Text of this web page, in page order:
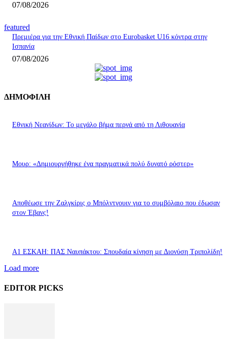
07/08/2026
featured
Πρεμιέρα για την Εθνική Παίδων στο Eurobasket U16 κόντρα στην
Ισπανία
07/08/2026
ΔΗΜΟΦΙΛΗ
Εθνική Νεανίδων: Το μεγάλο βήμα περνά από τη Λιθουανία
Μουρ: «Δημιουργήθηκε ένα πραγματικά πολύ δυνατό ρόστερ»
Aποθέωσε την Ζαλγκίρις ο Μπόλντγουιν για το συμβόλαιο που έδωσαν
στον Έβανς!
Α1 ΕΣΚΑΗ: ΠΑΣ Ναυπάκτου: Σπουδαία κίνηση με Διονύση Τριπολίδη!
Load more
EDITOR PICKS